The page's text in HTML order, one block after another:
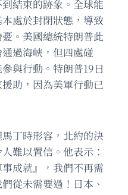
結束的跡象。全球能
處於封閉狀態，導致
。美國總統特朗普此
過海峽，但四處碰
與行動。特朗普19日
助，因為美軍行動已
丁時形容，北約的決
難以置信。他表示：
事成就』，我們不再需
從未需要過！日本、